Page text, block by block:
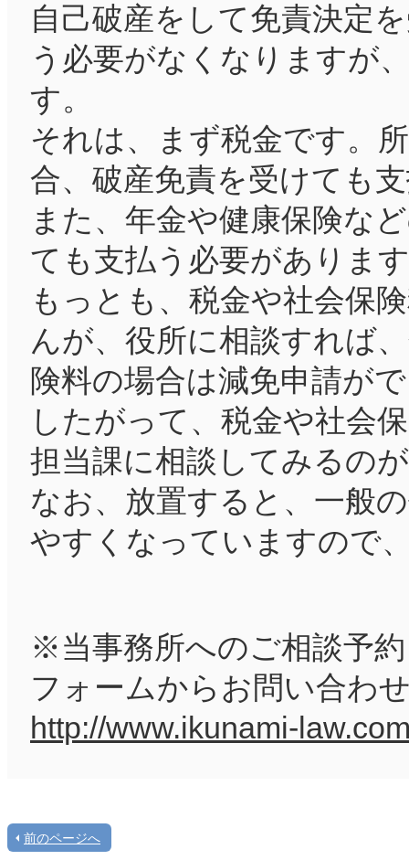
自己破産をして免責決定
う必要がなくなりますが
す。
それは、まず税金です。
合、破産免責を受けても
また、年金や健康保険な
ても支払う必要がありま
もっとも、税金や社会保
んが、役所に相談すれば
険料の場合は減免申請が
したがって、税金や社会
担当課に相談してみるの
なお、放置すると、一般
やすくなっていますので
※当事務所へのご相談予
フォームからお問い合わ
http://www.ikunami-
前のページへ